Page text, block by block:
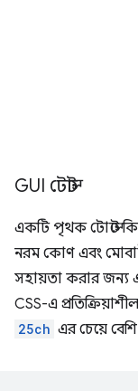
GUI টোস্ট
একটি পৃথক টোস্টে
নরম কোণ এবং
সহায়তা করার জন্য
CSS-এ
25ch এর চেয়ে